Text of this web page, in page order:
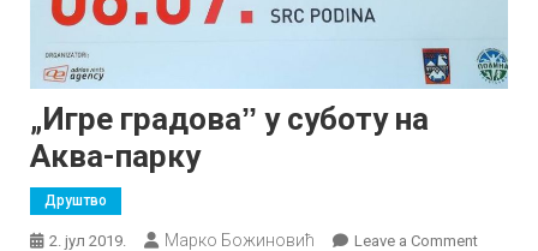
„Игре градоваˮ у суботу на
Аква-парку
Друштво
2. јул 2019. Марко Божиновић Leave a Commenton